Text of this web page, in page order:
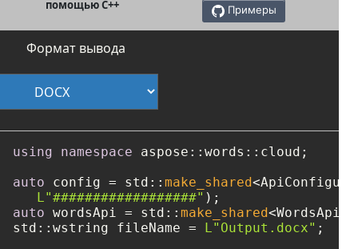
помощью C++
Примеры
Формат вывода
using namespace aspose::words::cloud;
auto config = std:: make_shared
L"##################"
auto wordsApi = std:: make_shared
std::wstring fileName = L"Output.docx" ;